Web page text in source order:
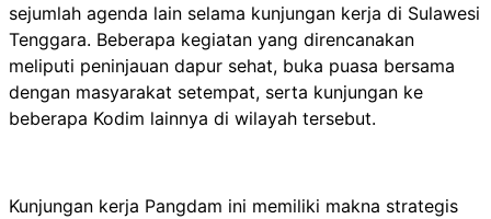
sejumlah agenda lain selama kunjungan kerja di Sulawesi
Tenggara. Beberapa kegiatan yang direncanakan
meliputi peninjauan dapur sehat, buka puasa bersama
dengan masyarakat setempat, serta kunjungan ke
beberapa Kodim lainnya di wilayah tersebut.
Kunjungan kerja Pangdam ini memiliki makna strategis